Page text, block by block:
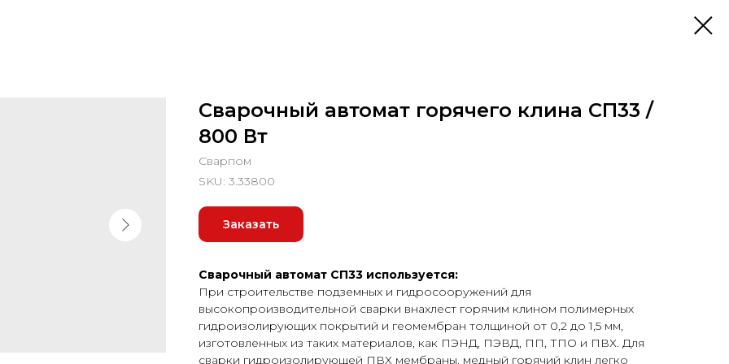
Сварочный автомат горячего клина СП33 /
800 Вт
Сварпом
SKU: 3.33800
Заказать
Сварочный автомат СП33 используется:
При строительстве подземных и гидросооружений для
высокопроизводительной сварки внахлест горячим клином полимерных
гидроизолирующих покрытий и геомембран толщиной от 0,2 до 1,5 мм,
изготовленных из таких материалов, как ПЭНД, ПЭВД, ПП, ТПО и ПВХ. Для
сварки гидроизолирующей ПВХ мембраны, медный горячий клин легко